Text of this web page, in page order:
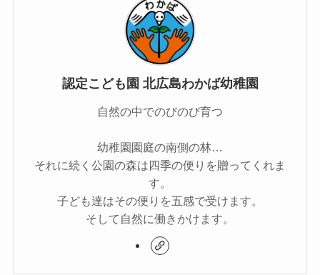
認定こども園 北広島わかば幼稚園
自然の中でのびのび育つ
幼稚園園庭の南側の林…
それに続く公園の森は四季の便りを贈ってくれま
す。
子ども達はその便りを五感で受けます。
そして自然に働きかけます。